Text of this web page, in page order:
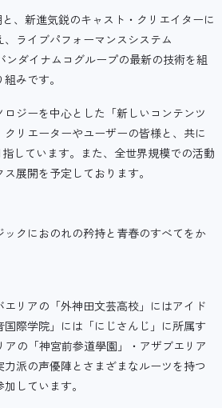
、新進気鋭のキャスト・クリエイターに
ライブパフォーマンスシステム
ンダイナムコグループの最新の技術を組
みです。
ロジーを中心とした「新しいコンテンツ
リエーターやユーザーの皆様と、共に
しています。また、全世界規模での活動
展開を予定しております。
クにおのれの矜持と青春のすべてをか
リアの「外神田文芸高校」にはアイド
際学院」には「にじさんじ」に所属す
の「神宮前参道學園」・アザブエリア
派の声優陣とさまざまなルーツを持つ
しています。